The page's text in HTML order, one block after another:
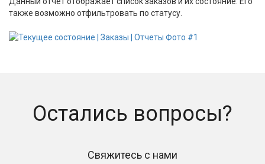
также возможно отфильтровать по статусу.
Остались вопросы?
Свяжитесь с нами